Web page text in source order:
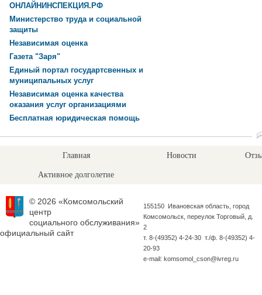
ОНЛАЙНИНСПЕКЦИЯ.РФ
Министерство труда и социальной
защиты
Независимая оценка
Газета "Заря"
Единый портал государтсвенных и
муниципальных услуг
Независимая оценка качества
оказания услуг организациями
Бесплатная юридическая помощь
Главная Новости
Активное долголетие
© 2026 «Комсомольский
центр
социального обслуживания»
официальный сайт
155150 Ивановская область, город
Комсомольск, переулок Торговый, д.
2
т. 8-(49352) 4-24-30 т./ф. 8-(49352) 4-
20-93
e-mail: komsomol_cson@ivreg.ru